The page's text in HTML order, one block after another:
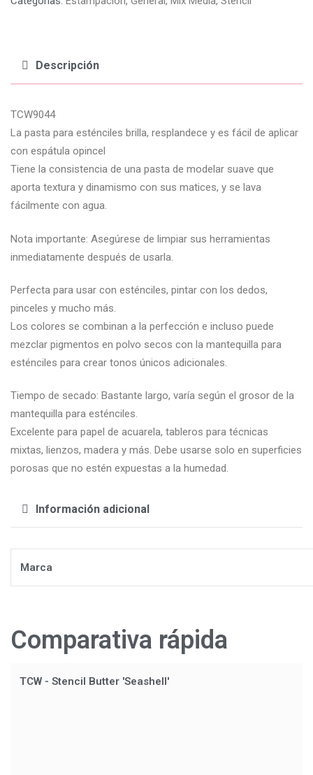
Descripción
TCW9044
La pasta para esténciles brilla, resplandece y es fácil de aplicar
con espátula opincel
Tiene la consistencia de una pasta de modelar suave que
aporta textura y dinamismo con sus matices, y se lava
fácilmente con agua.
Nota importante: Asegúrese de limpiar sus herramientas
inmediatamente después de usarla.
Perfecta para usar con esténciles, pintar con los dedos,
pinceles y mucho más.
Los colores se combinan a la perfección e incluso puede
mezclar pigmentos en polvo secos con la mantequilla para
esténciles para crear tonos únicos adicionales.
Tiempo de secado: Bastante largo, varía según el grosor de la
mantequilla para esténciles.
Excelente para papel de acuarela, tableros para técnicas
mixtas, lienzos, madera y más. Debe usarse solo en superficies
porosas que no estén expuestas a la humedad.
Información adicional
Marca
Comparativa rápida
TCW - Stencil Butter 'Seashell'